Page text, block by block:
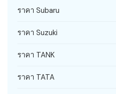
ราคา Subaru
ราคา Suzuki
ราคา TANK
ราคา TATA